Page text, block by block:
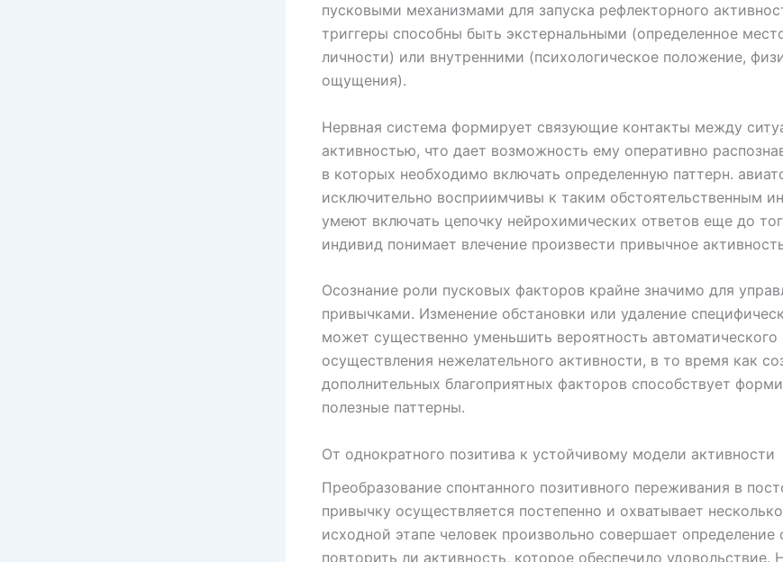
пусковыми механизмами для запуска рефлекторного
триггеры способны быть экстернальными (определенное
личности) или внутренними (психологическое положение,
ощущения).
Нервная система формирует связующие контакты между
активностью, что дает возможность ему оперативно
в которых необходимо включать определенную паттерн.
исключительно восприимчивы к таким обстоятельственным
умеют включать цепочку нейрохимических ответов еще до
индивид понимает влечение произвести привычное
Осознание роли пусковых факторов крайне значимо для
привычками. Изменение обстановки или удаление
может существенно уменьшить вероятность автоматического
осуществления нежелательного активности, в то время как
дополнительных благоприятных факторов способствует
полезные паттерны.
От однократного позитива к устойчивому модели активности
Преобразование спонтанного позитивного переживания в
привычку осуществляется постепенно и охватывает
исходной этапе человек произвольно совершает определение
повторить ли активность, которое обеспечило удовольствие.